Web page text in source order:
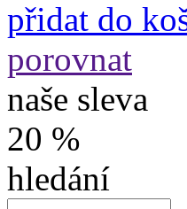
přidat do
porovnat
naše sleva
20 %
hledání